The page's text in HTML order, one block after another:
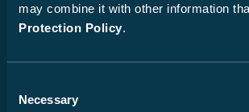
may combine it with other information
Protection Policy
Selection
Necessary